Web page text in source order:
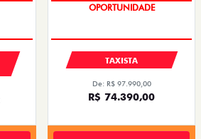
OPORTUNIDADE
TAXISTA
De: R$ 97.990,00
R$ 74.390,00